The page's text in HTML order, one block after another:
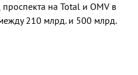
на Total и OMV в
210 млрд. и 500 млрд.